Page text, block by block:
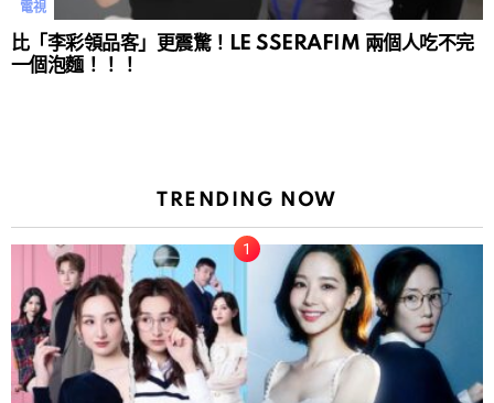
電視
比「李彩領品客」更震驚！LE SSERAFIM 兩個人吃不完
一個泡麵！！！
TRENDING NOW